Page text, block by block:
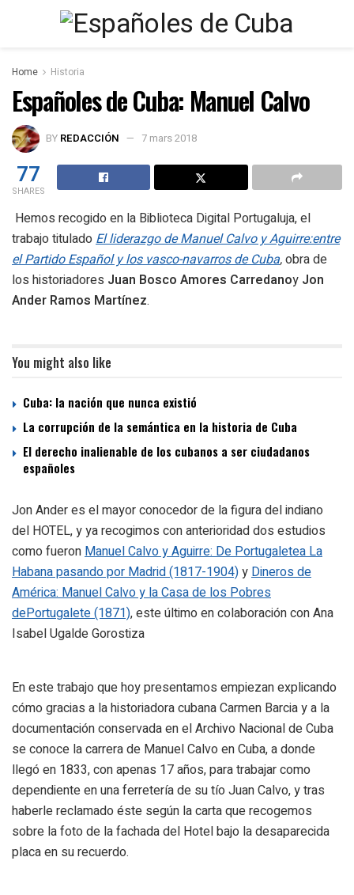
Home Historia
Españoles de Cuba: Manuel Calvo
BY REDACCIÓN 7 mars 2018
77
SHARES
Hemos recogido en la Biblioteca Digital Portugaluja, el
trabajo titulado El liderazgo de Manuel Calvo y Aguirre:entre
el Partido Español y los vasco-navarros de Cuba,obra de
los historiadores Juan Bosco Amores Carredanoy Jon
Ander Ramos Martínez.
You might also like
Cuba: la nación que nunca existió
La corrupción de la semántica en la historia de Cuba
El derecho inalienable de los cubanos a ser ciudadanos
españoles
Jon Ander es el mayor conocedor de la figura del indiano
del HOTEL, y ya recogimos con anterioridad dos estudios
como fueron Manuel Calvo y Aguirre: De Portugaletea La
Habana pasando por Madrid (1817-1904)y Dineros de
América: Manuel Calvo y la Casa de los Pobres
dePortugalete (1871),este último en colaboración con Ana
Isabel Ugalde Gorostiza
En este trabajo que hoy presentamos empiezan explicando
cómo gracias a la historiadora cubana Carmen Barcia y a la
documentación conservada en el Archivo Nacional de Cuba
se conoce la carrera de Manuel Calvo en Cuba, a donde
llegó en 1833, con apenas 17 años, para trabajar como
dependiente en una ferretería de su tío Juan Calvo, y tras
haberle reclamado éste según la carta que recogemos
sobre la foto de la fachada del Hotel bajo la desaparecida
placa en su recuerdo.